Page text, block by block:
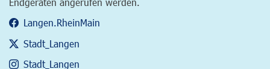
Langen.RheinMain
Stadt_Langen
Stadt_Langen